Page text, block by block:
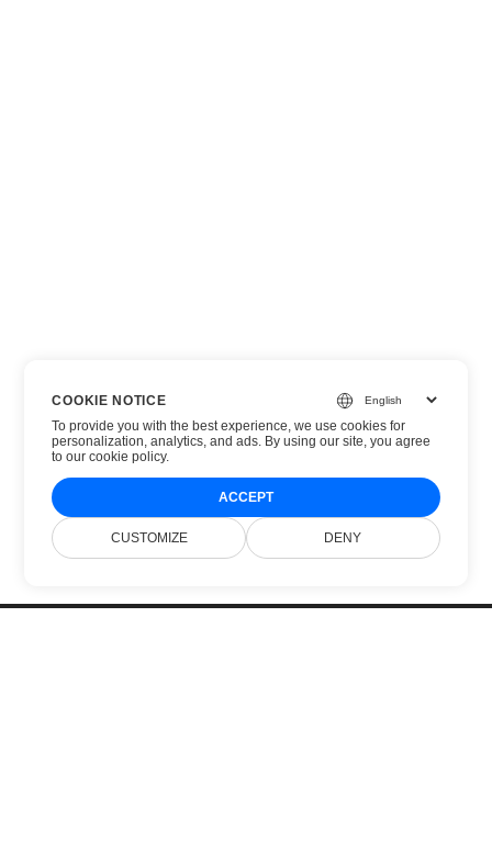
COOKIE NOTICE
To provide you with the best experience, we use cookies for
personalization, analytics, and ads. By using our site, you agree
toour cookie policy.
ACCEPT
CUSTOMIZE DENY